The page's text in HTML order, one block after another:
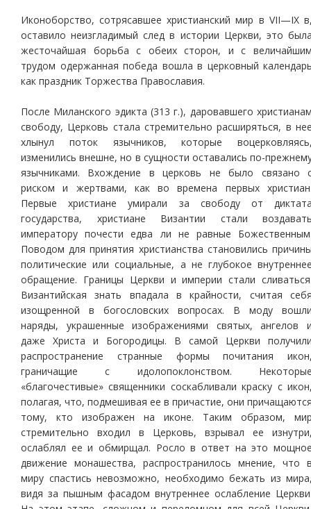
Иконоборство, сотрясавшее христианский мир в VII—IX
оставило неизгладимый след в истории Церкви, это
жесточайшая борьба с обеих сторон, и с
трудом одержанная победа вошла в церковный
как праздник Торжества Православия.
После Миланского эдикта (313 г.), даровавшего
свободу, Церковь стала стремительно расширяться, в
хлынул поток язычников, которые
изменились внешне, но в сущности оставались по-
язычниками. Вхождение в церковь не было связано
риском и жертвами, как во времена первых
Первые христиане умирали за свободу от
государства, христиане Византии стали
императору почести едва ли не равные
Поводом для принятия христианства становились
политические или социальные, а не глубокое
обращение. Границы Церкви и империи стали
Византийская знать впадала в крайности, считая
изощренной в богословских вопросах. В моду
наряды, украшенные изображениями святых, ангелов
даже Христа и Богородицы. В самой Церкви
распространение странные формы почитания
граничащие с идолопоклонством.
«благочестивые» священники соскабливали краску с
полагая, что, подмешивая ее в причастие, они
тому, кто изображен на иконе. Таким образом,
стремительно входил в Церковь, взрывал ее
ослаблял ее и обмирщал. Росло в ответ на это
движение монашества, распространилось мнение, что
миру спастись невозможно, необходимо бежать из
видя за пышным фасадом внутреннее ослабление